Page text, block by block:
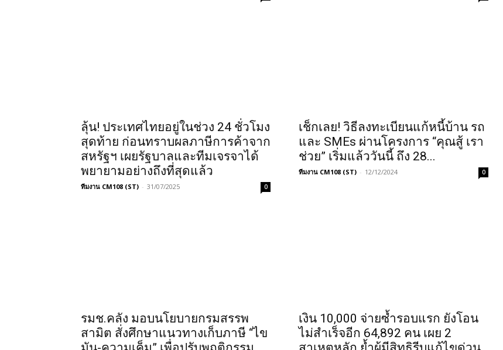
ลุ้น! ประเทศไทยอยู่ในช่วง 24 ชั่วโมง
สุดท้าย ก่อนทราบผลภาษีการค้าจาก
สหรัฐฯ เผยรัฐบาลและทีมเจรจาได้
พยายามอย่างถึงที่สุดแล้ว
ทีมงาน CM108 (ST) - 31/07/2025 0
เช็กเลย! วิธีลงทะเบียนแก้หนี้บ้าน รถ
และ SMEs ผ่านโครงการ “คุณสู้ เรา
ช่วย” เริ่มแล้ววันนี้ ถึง 28...
ทีมงาน CM108 (ST) - 12/12/2024 0
รมช.คลัง มอบนโยบายกรมสรรพ
สามิต สั่งศึกษาแนวทางเก็บภาษี “ไข
เงิน 10,000 จ่ายซ้ำรอบแรก ยังโอน
ไม่สำเร็จอีก 64,892 คน เผย 2